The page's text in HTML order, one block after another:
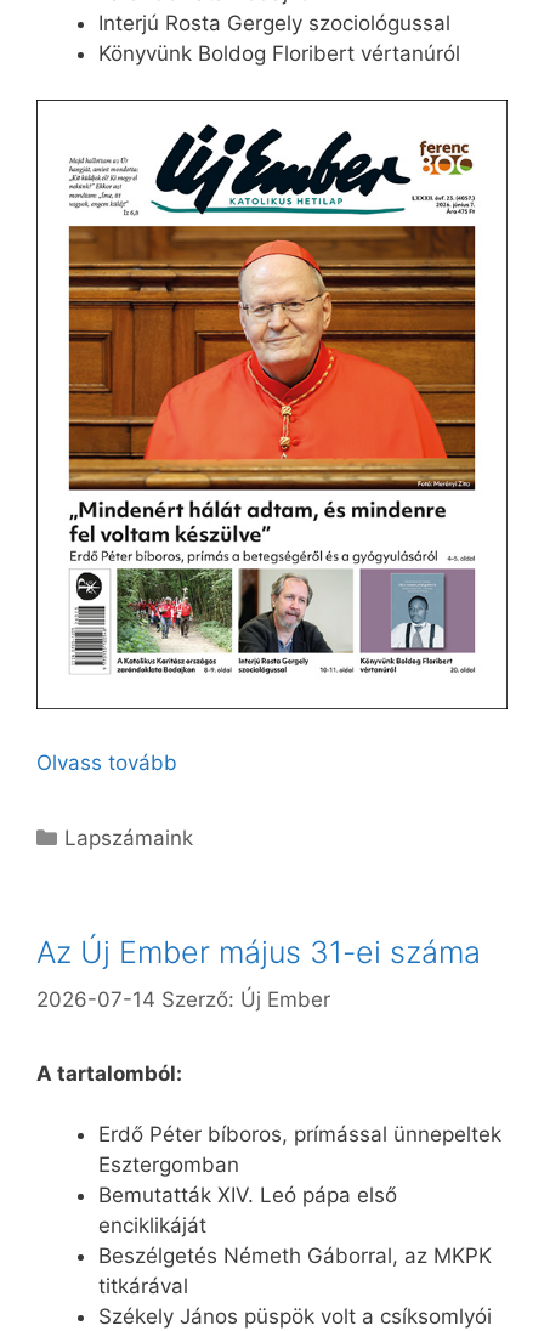
Interjú Rosta Gergely szociológussal
Könyvünk Boldog Floribert vértanúról
Olvass tovább
Kategória
Lapszámaink
Az Új Ember május 31-ei száma
2026-07-14 Szerző: Új Ember
A tartalomból:
Erdő Péter bíboros, prímással ünnepeltek
Esztergomban
Bemutatták XIV. Leó pápa első
enciklikáját
Beszélgetés Németh Gáborral, az MKPK
titkárával
Székely János püspök volt a csíksomlyói